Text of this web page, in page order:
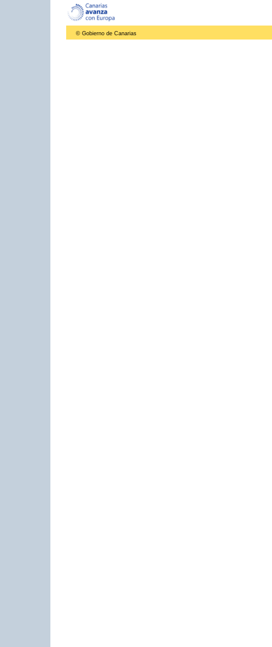
© Gobierno de Canarias